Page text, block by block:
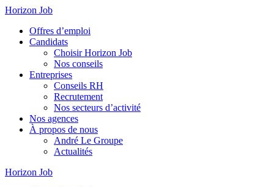
Horizon Job
Offres d’emploi
Candidats
Choisir Horizon Job
Nos conseils
Entreprises
Conseils RH
Recrutement
Nos secteurs d’activité
Nos agences
À propos de nous
André Le Groupe
Actualités
Horizon Job